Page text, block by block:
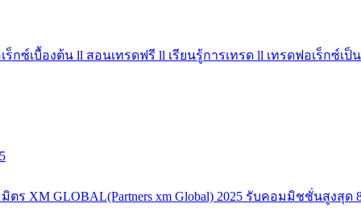
เร็กซ์เบื้องต้น ll สอนเทรดฟรี ll เรียนรู้การเทรด ll เทรดฟอเร็กซ์เป็
XM GLOBAL(Partners xm Global) 2025 รับคอมมิชชั่นสูงสุด